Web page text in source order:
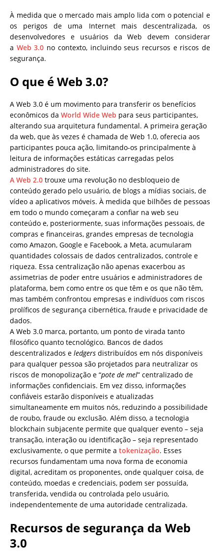
À medida que o mercado mais amplo lida com o potencial e
os perigos de uma Internet mais descentralizada, os
desenvolvedores e usuários da Web devem considerar
a Web 3.0 no contexto, incluindo seus recursos e riscos de
segurança.
O que é Web 3.0?
A Web 3.0 é um movimento para transferir os benefícios
econômicos da World Wide Web para seus participantes,
alterando sua arquitetura fundamental. A primeira geração
da web, que às vezes é chamada de Web 1.0, oferecia aos
participantes pouca ação, limitando-os principalmente à
leitura de informações estáticas carregadas pelos
administradores do site.
A Web 2.0 trouxe uma revolução no desbloqueio de
conteúdo gerado pelo usuário, de blogs a mídias sociais, de
vídeo a aplicativos móveis. À medida que bilhões de pessoas
em todo o mundo começaram a confiar na web seu
conteúdo e, posteriormente, suas informações pessoais, de
compras e financeiras, grandes empresas de tecnologia
como Amazon, Google e Facebook, a Meta, acumularam
quantidades colossais de dados centralizados, controle e
riqueza. Essa centralização não apenas exacerbou as
assimetrias de poder entre usuários e administradores de
plataforma, bem como entre os que têm e os que não têm,
mas também confrontou empresas e indivíduos com riscos
prolíficos de segurança cibernética, fraude e privacidade de
dados.
A Web 3.0 marca, portanto, um ponto de virada tanto
filosófico quanto tecnológico. Bancos de dados
descentralizados e ledgers distribuídos em nós disponíveis
para qualquer pessoa são projetados para neutralizar os
riscos de monopolização e “pote de mel” centralizado de
informações confidenciais. Em vez disso, informações
confiáveis ​​estarão disponíveis e atualizadas
simultaneamente em muitos nós, reduzindo a possibilidade
de roubo, fraude ou exclusão. Além disso, a tecnologia
blockchain subjacente permite que qualquer evento – seja
transação, interação ou identificação – seja representado
exclusivamente, o que permite a tokenização. Esses
recursos fundamentam uma nova forma de economia
digital, acreditam os proponentes, onde qualquer coisa, de
conteúdo, moedas e credenciais, podem ser possuída,
transferida, vendida ou controlada pelo usuário,
independentemente de uma autoridade centralizada.
Recursos de segurança da Web
3.0